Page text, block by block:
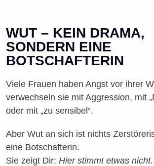
WUT – KEIN DRAMA,
SONDERN EINE
BOTSCHAFTERIN
Viele Frauen haben Angst vor ihrer
verwechseln sie mit Aggression, mit
oder mit „zu sensibel“.
Aber Wut an sich ist nichts
eine Botschafterin.
Sie zeigt Dir: Hier stimmt etwas nicht.